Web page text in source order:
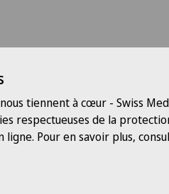
tiennent à cœur - Swiss
respectueuses de la
Pour en savoir plus,